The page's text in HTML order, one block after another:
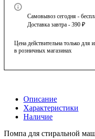
Самовывоз сегодня -
Доставка завтра - 390 ₽
Цена действительна только для
в розничных магазинах
Описание
Характеристики
Наличие
Помпа для стиральной